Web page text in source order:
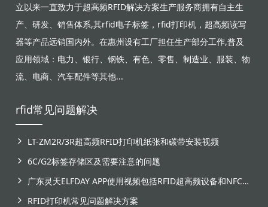
立以来一直致力于超高频RFID解决方案生产服务商拥有自主生
产、研发、销售体系,其rfid电子标签，rfid打印机，超高频读写
器等产品远销国内外。在惠州设有工厂担任生产部分工作,普及
应用领域：电力、银行、钢铁、有色、零售、制造业、服装、物
流、电商、汽车配件等其他...
rfid常见问题解决
LT-ZM2R/3R超高频RFID打印机纸张和碳带安装视频
6C/G2标签存储区及需要注意的问题
广东灵天ELFDAY APP使用视频包括RFID超高频设备和NFC芯片标签感应
RFID打印机常见问题解决方案